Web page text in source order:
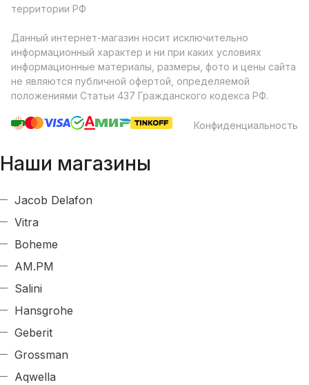
территории РФ
Данный интернет-магазин носит исключительно
информационный характер и ни при каких условиях
информационные материалы, размеры, фото и цены сайта
не являются публичной офертой, определяемой
положениями Статьи 437 Гражданского кодекса РФ.
Конфиденциальность
Наши магазины
Jacob Delafon
Vitra
Boheme
AM.PM
Salini
Hansgrohe
Geberit
Grossman
Aqwella